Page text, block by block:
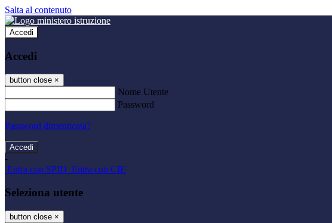
Salta al contenuto
Accedi
Accedi
button close ×
Nome Utente
Password
Password dimenticata?
-
Entra con SPID Entra con CIE
Seleziona utente
button close ×